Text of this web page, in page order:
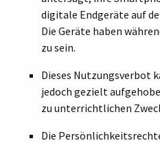
digitale Endgeräte auf
Die Geräte haben
zu sein.
Dieses Nutzungsverbot
jedoch gezielt
zu unterrichtlichen
Die